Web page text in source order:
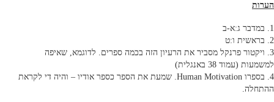
הערות
1. במדבר ג:א-ב
2. בראשית ו:ט
3. ויקטור פרנקל מסביר את הרעיון הזה בכמה ספרים. לדוגמא, שאיפה
למשמעות (עמוד 38 באנגלית)
4. בספרו Human Motivation. שמעת את הספר כספר אודיו – והיה די לקראת
ההתחלה.